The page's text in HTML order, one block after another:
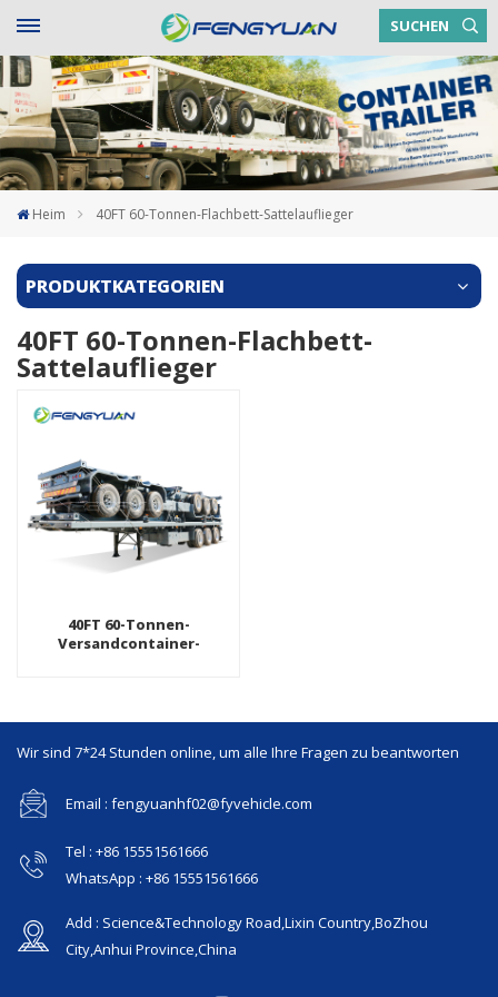
SUCHEN
Heim 40FT 60-Tonnen-Flachbett-Sattelauflieger
PRODUKTKATEGORIEN
40FT 60-Tonnen-Flachbett-
Sattelauflieger
40FT 60-Tonnen-
Versandcontainer-
Wir sind 7*24 Stunden online, um alle Ihre Fragen zu beantworten
Email : fengyuanhf02@fyvehicle.com
Tel : +86 15551561666
WhatsApp : +86 15551561666
Add : Science&Technology Road,Lixin Country,BoZhou
City,Anhui Province,China